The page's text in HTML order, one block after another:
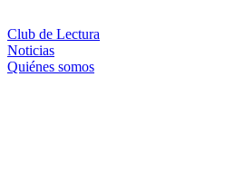
Club de Lectura
Noticias
Quiénes somos